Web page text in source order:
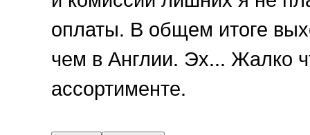
оплаты. В общем итоге
чем в Англии. Эх... Жалко
ассортименте.